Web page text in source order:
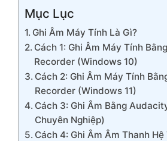
Mục Lục
Ghi Âm Máy Tính Là Gì?
Cách 1: Ghi Âm Máy Tính
Recorder (Windows 10)
Cách 2: Ghi Âm Máy Tính
Recorder (Windows 11)
Cách 3: Ghi Âm Bằng
Chuyên Nghiệp)
Cách 4: Ghi Âm Âm Thanh